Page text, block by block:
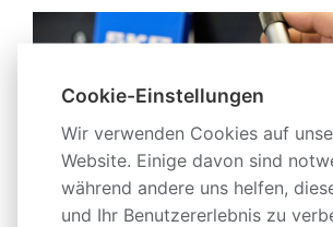
Cookie-Einstellungen
Wir verwenden Cookies auf
Website. Einige davon sind
während andere uns helfen,
und Ihr Benutzererlebnis zu